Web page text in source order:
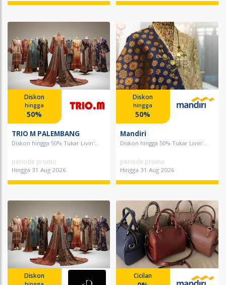
Diskon
hingga
50%
TRIO M PALEMBANG
Diskon hingga 50% Tukar Livin'...
periode promo
Hingga 31 Aug 2026
Diskon
hingga
50%
Mandiri
Diskon hingga 50% Tukar Livin'...
periode promo
Hingga 31 Aug 2026
Diskon Cicilan